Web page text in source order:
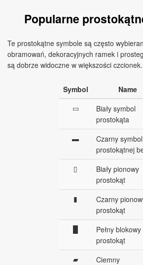
Popularne
Te prostokątne symbole są często
obramowań, dekoracyjnych ramek i
są dobrze widoczne w większości czcionek.
Symbol
Name
▭
Biały symbol
prostokąta
▬
Czarny symbol
prostokątnej
▯
Biały pionowy
prostokąt
▮
Czarny
prostokąt
Pełny blokowy
prostokąt
▰
Ciemny